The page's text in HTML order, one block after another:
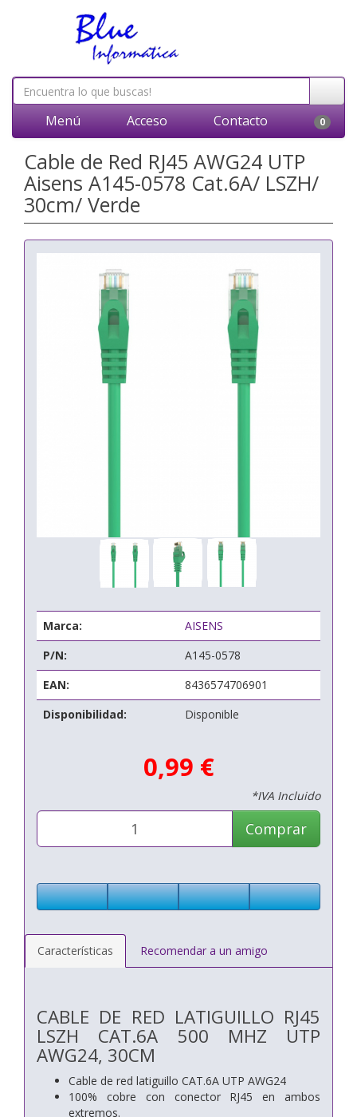
Menú Acceso Contacto 0
Cable de Red RJ45 AWG24 UTP
Aisens A145-0578 Cat.6A/ LSZH/
30cm/ Verde
Marca:
AISENS
P/N:
A145-0578
EAN:
8436574706901
Disponibilidad:
Disponible
0,99 €
*IVA Incluido
Comprar
Características Recomendar a un amigo
CABLE DE RED LATIGUILLO RJ45
LSZH CAT.6A 500 MHZ UTP
AWG24, 30CM
Cable de red latiguillo CAT.6A UTP AWG24
100% cobre con conector RJ45 en ambos
extremos.